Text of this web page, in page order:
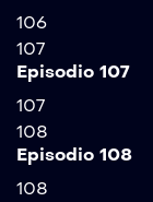
106
107
Episodio 107
107
108
Episodio 108
108